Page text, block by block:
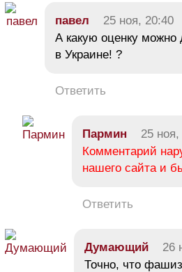
павел 25 ноя, 20:40
А какую оценку можно
в Украине! ?
Ответить
Пармин
25
Комментарий
нашего сайта и
Ответить
Думающий 26
Точно, что